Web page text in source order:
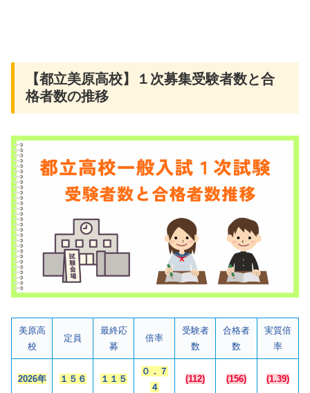
【都立美原高校】１次募集受験者数と合
格者数の推移
美原高
校
定員
最終応
募
倍率
受験者
数
合格者
数
実質倍
率
2026年 １５６ １１５
０．７
４
(112) (156) (1.39)